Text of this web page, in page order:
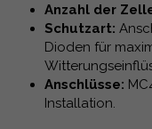
Anzahl der
Schutzart:
Dioden für
Anschlüsse:
Installation.